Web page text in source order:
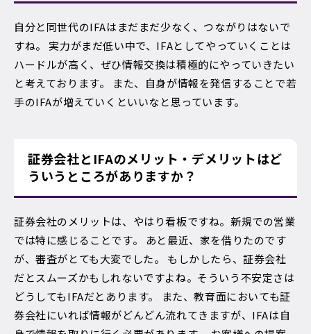
自分と同世代のIFAはまだまだ少なく、つながりはないで
すね。 実力がまだ低い中で、IFAとしてやっていくことは
ハードルが高く、ぜひ情報交換は積極的にやっていきたい
と考えております。 また、自身が情報を発信することで若
手のIFAが増えていくといいなと思っています。
証券会社とIFAのメリット・デメリットはど
ういうところがありますか？
証券会社のメリットは、やはり看板ですね。新規での営業
では特に感じることです。 あと最近、家を借りたのです
が、審査がとても大変でした。 もしかしたら、証券会社
だとスムーズかもしれないですよね。そういう不安定さは
どうしてもIFAだとあります。 また、教育面においても証
券会社にいれば情報がどんどん流れてきますが、IFAは自